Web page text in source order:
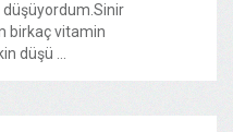
birkaç vitamin
düşü ...